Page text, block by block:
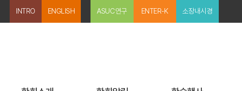
INTRO ENGLISH ASUC연구 ENTER-K 소장내시경